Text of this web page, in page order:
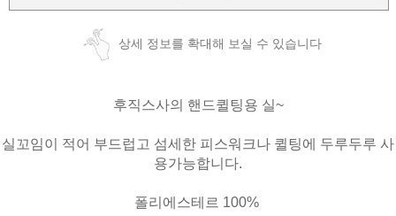
상세 정보를 확대해 보실 수 있습니다
후직스사의 핸드퀼팅용 실~
실꼬임이 적어 부드럽고 섬세한 피스워크나 퀼팅에 두루두루 사
용가능합니다.
폴리에스테르 100%